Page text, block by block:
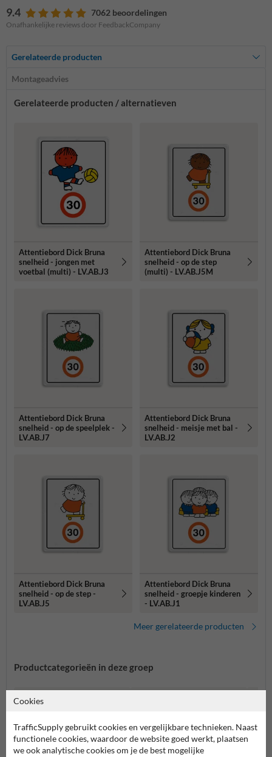
9.4 7062 beoordelingen
Onafhankelijke reviews door FeedbackCompany
Gerelateerde producten
Montageadvies
Gerelateerde producten / alternatieven
Attentiebord Dick Bruna
snelheid - jongen met
voetbal (multi) - LV.AB.J3
Attentiebord Dick Bruna
snelheid - op de step
(multi) - LV.AB.J5M
Attentiebord Dick Bruna
snelheid - op de speelplek -
LV.AB.J7
Attentiebord Dick Bruna
snelheid - meisje met bal -
LV.AB.J2
Attentiebord Dick Bruna
snelheid - op de step -
LV.AB.J5
Attentiebord Dick Bruna
snelheid - groepje kinderen
- LV.AB.J1
Meer gerelateerde producten
Productcategorieën in deze groep
Cookies
TrafficSupply gebruikt cookies en vergelijkbare technieken. Naast
functionele cookies, waardoor de website goed werkt, plaatsen
we ook analytische cookies om je de best mogelijke